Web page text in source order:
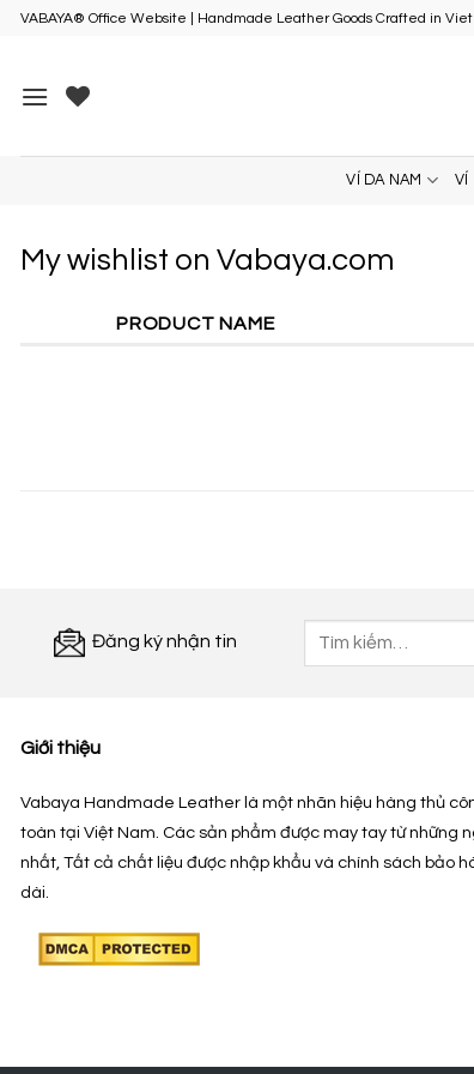
SkipVABAYA® Office Website | Handmade Leather Goods Crafted in
VÍ DA NAM VÍ
My wishlist on Vabaya.com
PRODUCT NAME
Đăng ký nhận tin
Giới thiệu
Vabaya Handmade Leather là một nhãn hiệu hàng thủ
toàn tại Việt Nam. Các sản phẩm được may tay từ những
nhất, Tất cả chất liệu được nhập khẩu và chính sách bảo
dài.